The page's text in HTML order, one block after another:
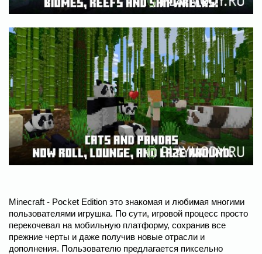
Minecraft - Pocket Edition это знакомая и любимая многими
пользователями игрушка. По сути, игровой процесс просто
перекочевал на мобильную платформу, сохранив все
прежние черты и даже получив новые отрасли и
дополнения. Пользователю предлагается пиксельно